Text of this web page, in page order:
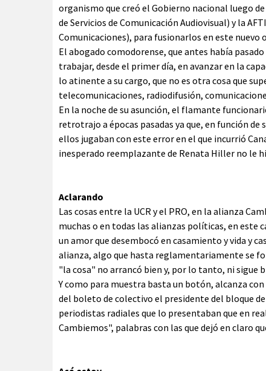
organismo que creó el Gobierno nacional luego
de Servicios de Comunicación Audiovisual) y la
Comunicaciones), para fusionarlos en este nuevo
El abogado comodorense, que antes había
trabajar, desde el primer día, en avanzar en la
lo atinente a su cargo, que no es otra cosa que
telecomunicaciones, radiodifusión,
En la noche de su asunción, el flamante
retrotrajo a épocas pasadas ya que, en función
ellos jugaban con este error en el que incurrió
inesperado reemplazante de Renata Hiller no le
Aclarando
Las cosas entre la UCR y el PRO, en la alianza
muchas o en todas las alianzas políticas, en este
un amor que desembocó en casamiento y vida y
alianza, algo que hasta reglamentariamente se
"la cosa" no arrancó bien y, por lo tanto, ni sigue
Y como para muestra basta un botón, alcanza
del boleto de colectivo el presidente del bloque
periodistas radiales que lo presentaban que en
Cambiemos", palabras con las que dejó en claro